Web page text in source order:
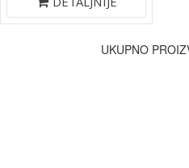
UKUPNO